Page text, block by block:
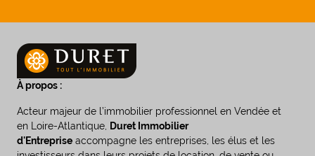
À propos :
Acteur majeur de l’immobilier professionnel en Vendée et
en Loire-Atlantique,
Duret Immobilier
d'Entreprise accompagne les entreprises, les élus et les